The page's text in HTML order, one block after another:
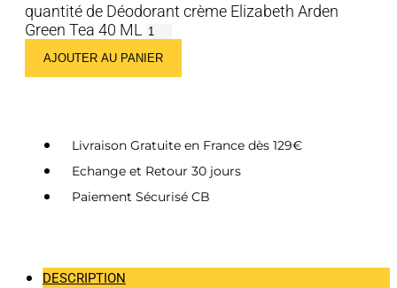
quantité de Déodorant crème Elizabeth Arden
Green Tea 40 ML
AJOUTER AU PANIER
Livraison Gratuite en France dès 129€
Echange et Retour 30 jours
Paiement Sécurisé CB
DESCRIPTION